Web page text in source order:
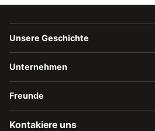
Unsere Geschichte
Unternehmen
Freunde
Kontakiere uns